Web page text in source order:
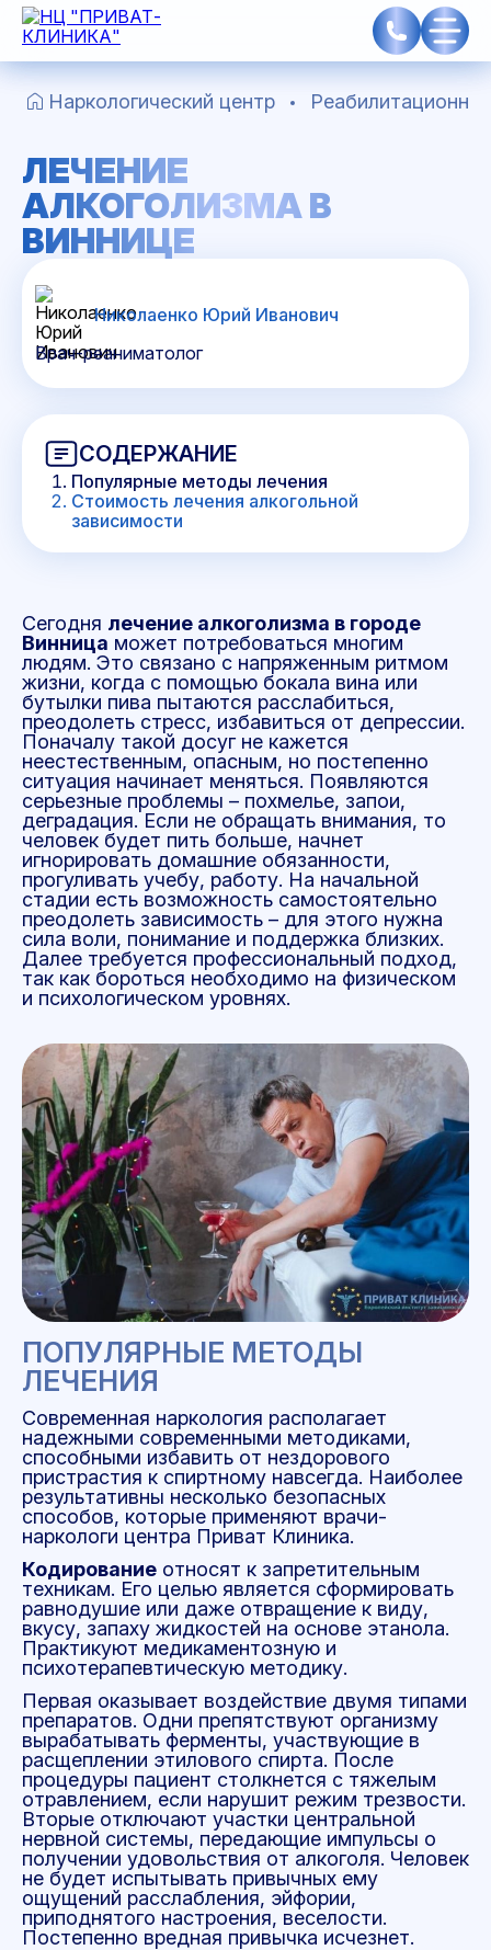
Наркологический центр
ЛЕЧЕНИЕ
АЛКОГОЛИЗМА В
ВИННИЦЕ
Николаенко Юрий Иванович
Врач-реаниматолог
Сегодня лечение алкоголизма в городе
Винница может потребоваться многим
людям. Это связано с напряженным ритмом
жизни, когда с помощью бокала вина или
бутылки пива пытаются расслабиться,
преодолеть стресс, избавиться от депрессии.
Поначалу такой досуг не кажется
неестественным, опасным, но постепенно
ситуация начинает меняться. Появляются
серьезные проблемы – похмелье, запои,
деградация. Если не обращать внимания, то
человек будет пить больше, начнет
игнорировать домашние обязанности,
прогуливать учебу, работу. На начальной
стадии есть возможность самостоятельно
преодолеть зависимость – для этого нужна
сила воли, понимание и поддержка близких.
Далее требуется профессиональный подход,
так как бороться необходимо на физическом
и психологическом уровнях.
ПОПУЛЯРНЫЕ МЕТОДЫ
ЛЕЧЕНИЯ
Современная наркология располагает
надежными современными методиками,
способными избавить от нездорового
пристрастия к спиртному навсегда. Наиболее
результативны несколько безопасных
способов, которые применяют врачи-
наркологи центра Приват Клиника.
Кодирование относят к запретительным
техникам. Его целью является сформировать
равнодушие или даже отвращение к виду,
вкусу, запаху жидкостей на основе этанола.
Практикуют медикаментозную и
психотерапевтическую методику.
Первая оказывает воздействие двумя типами
препаратов. Одни препятствуют организму
вырабатывать ферменты, участвующие в
расщеплении этилового спирта. После
процедуры пациент столкнется с тяжелым
отравлением, если нарушит режим трезвости.
Вторые отключают участки центральной
нервной системы, передающие импульсы о
получении удовольствия от алкоголя. Человек
не будет испытывать привычных ему
ощущений расслабления, эйфории,
приподнятого настроения, веселости.
Постепенно вредная привычка исчезнет.
СОДЕРЖАНИЕ
Популярные методы лечения
Стоимость лечения алкогольной
зависимости